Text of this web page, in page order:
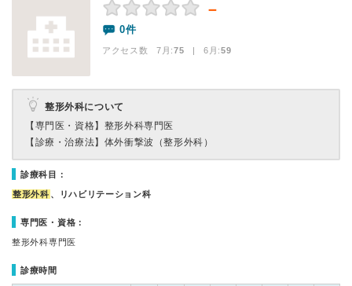
－
0件
アクセス数 7月:75 | 6月:59
整形外科について
【専門医・資格】 整形外科専門医
【診療・治療法】 体外衝撃波（整形外科）
診療科目：
整形外科 、リハビリテーション科
専門医・資格：
整形外科専門医
診療時間